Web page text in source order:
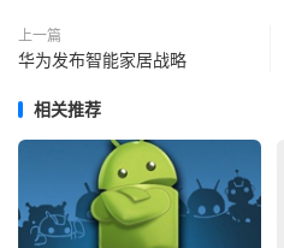
上一篇
华为发布智能家居战略
相关推荐